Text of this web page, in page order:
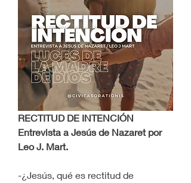
RECTITUD DE INTENCIÓN
Entrevista a Jesús de Nazaret por
Leo J. Mart.
-¿Jesús, qué es rectitud de